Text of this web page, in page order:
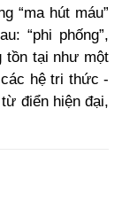
“ma hút máu”
“phi phống”,
tồn tại như một
hệ tri thức -
điển hiện đại,